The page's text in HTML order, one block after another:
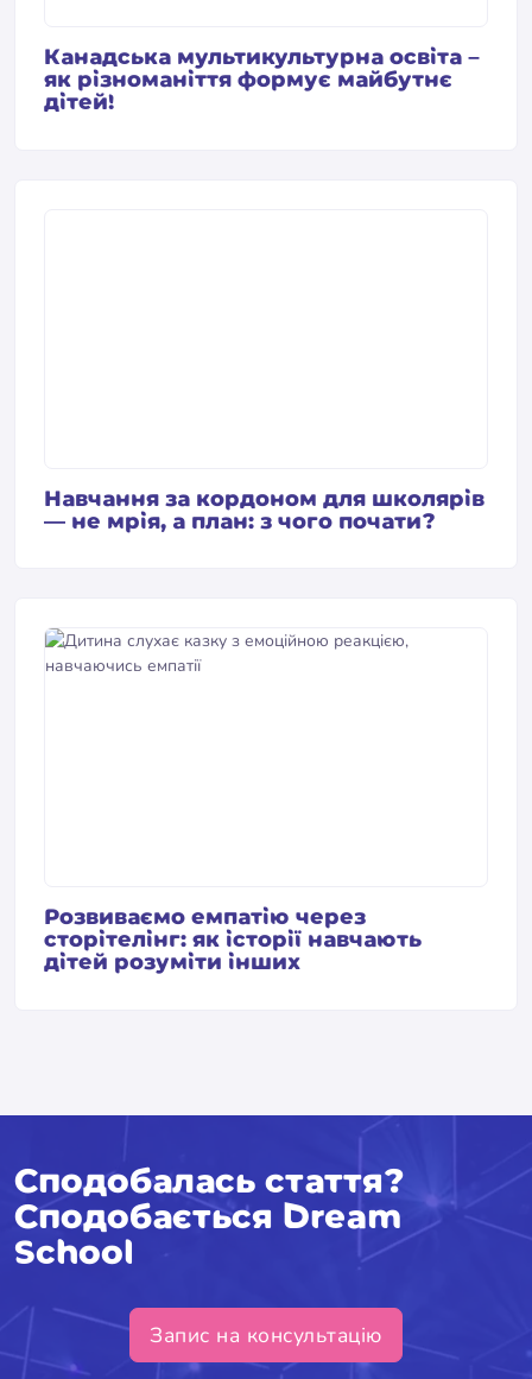
Канадська мультикультурна освіта –
як різноманіття формує майбутнє
дітей!
Навчання за кордоном для школярів
— не мрія, а план: з чого почати?
Розвиваємо емпатію через
сторітелінг: як історії навчають
дітей розуміти інших
Сподобалась стаття?
Сподобається Dream
School
Запис на консультацію